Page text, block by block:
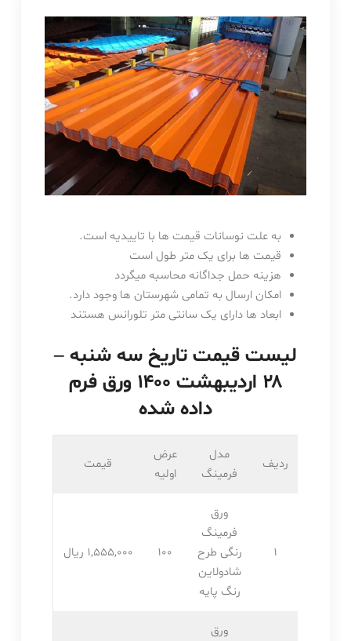
به علت نوسانات قیمت ها با تاییدیه است.
قیمت ها برای یک متر طول است
هزینه حمل جداگانه محاسبه میگردد
امکان ارسال به تمامی شهرستان ها وجود دارد.
ابعاد ها دارای یک سانتی متر تلورانس هستند
لیست قیمت تاریخ سه شنبه –
۲۸ اردیبهشت ۱۴۰۰ ورق فرم
داده شده
ردیف
مدل
فرمینگ
عرض
اولیه
قیمت
1
ورق
فرمینگ
رنگی طرح
شادولاین
رنگ پایه
100 1,555,۰۰۰ ریال
ورق